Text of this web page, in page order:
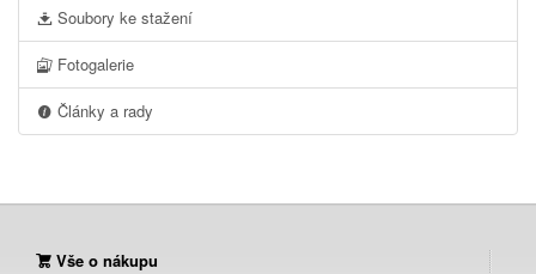
Soubory ke stažení
Fotogalerie
Články a rady
Vše o nákupu